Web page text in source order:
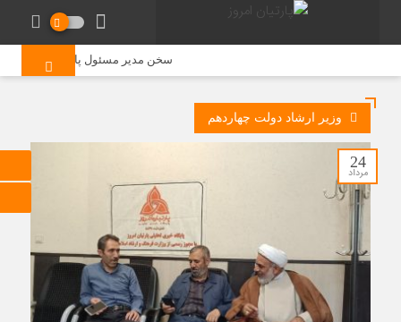
سخن مدیر مسئول پایگاه خبری
وزیر ارشاد دولت چهاردهم
24
مرداد